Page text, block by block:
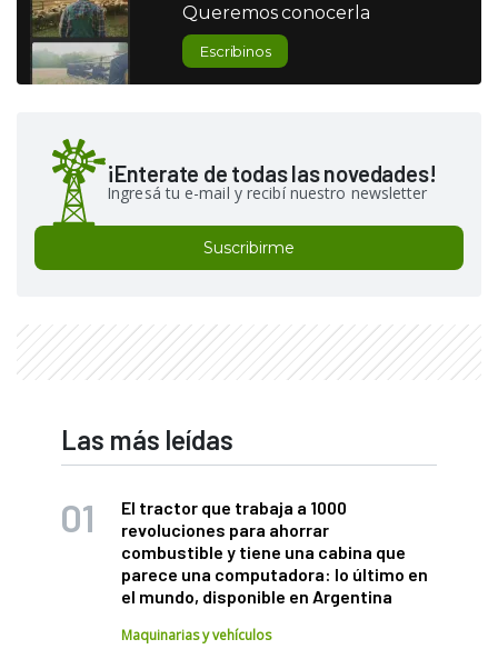
Queremos conocerla
Escribinos
¡Enterate de todas las novedades!
Ingresá tu e-mail y recibí nuestro newsletter
Suscribirme
Las más leídas
El tractor que trabaja a 1000
revoluciones para ahorrar
combustible y tiene una cabina que
parece una computadora: lo último en
el mundo, disponible en Argentina
Maquinarias y vehículos